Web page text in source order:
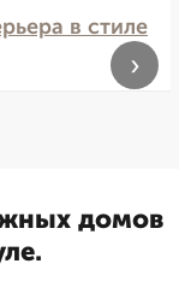
в стиле
›
домов